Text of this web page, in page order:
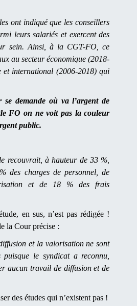
ont indiqué que les conseillers
leurs salariés et exercent des
sein. Ainsi, à la CGT-FO, ce
au secteur économique (2018-
et international (2006-2018) qui
demande où va l’argent de
FO on ne voit pas la couleur
public.
recouvrait, à hauteur de 33 %,
des charges de personnel, de
et de 18 % des frais
en sus, n’est pas rédigée !
la Cour précise :
et la valorisation ne sont
le syndicat a reconnu,
aucun travail de diffusion et de
des études qui n’existent pas !